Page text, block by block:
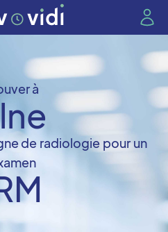
à
de radiologie pour un